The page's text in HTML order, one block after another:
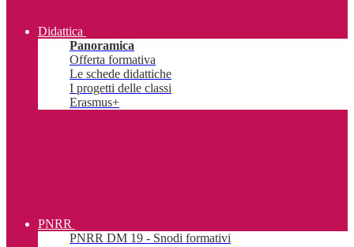
Didattica
Panoramica
Offerta formativa
Le schede didattiche
I progetti delle classi
Erasmus+
PNRR
PNRR DM 19 - Snodi formativi